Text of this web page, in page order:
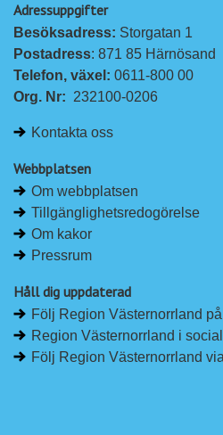
Adressuppgifter
Besöksadress: Storgatan 1
Postadress: 871 85 Härnösand
Telefon, växel: 0611-800 00
Org. Nr: 232100-0206
Kontakta oss
Webbplatsen
Om webbplatsen
Tillgänglighetsredogörelse
Om kakor
Pressrum
Håll dig uppdaterad
Följ Region Västernorrland
Region Västernorrland i
Följ Region Västernorrland